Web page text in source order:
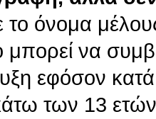
όνομα
να
εφόσον κατά
κάτω των 13